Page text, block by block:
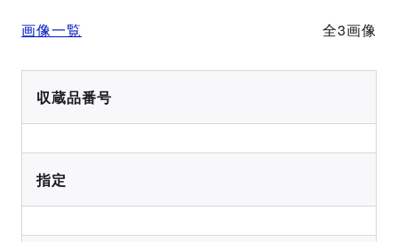
画像一覧 全3画像
収蔵品番号
指定